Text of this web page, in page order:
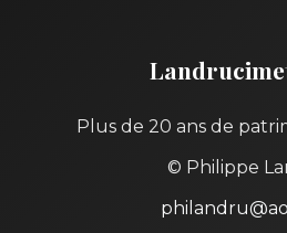
Plus de 20 ans de
© Philippe